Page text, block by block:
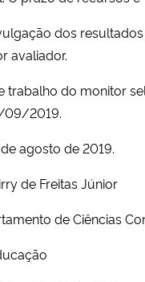
dos
avaliador.
trabalho do monitor
09/2019.
agosto de 2019.
de Freitas Júnior
de Ciências